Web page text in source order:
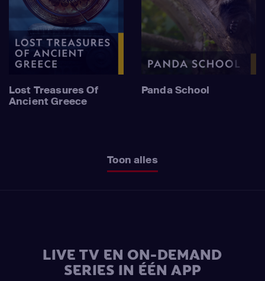
Lost Treasures Of
Ancient Greece
Panda School
Toon alles
LIVE TV EN ON-DEMAND
SERIES IN ÉÉN APP